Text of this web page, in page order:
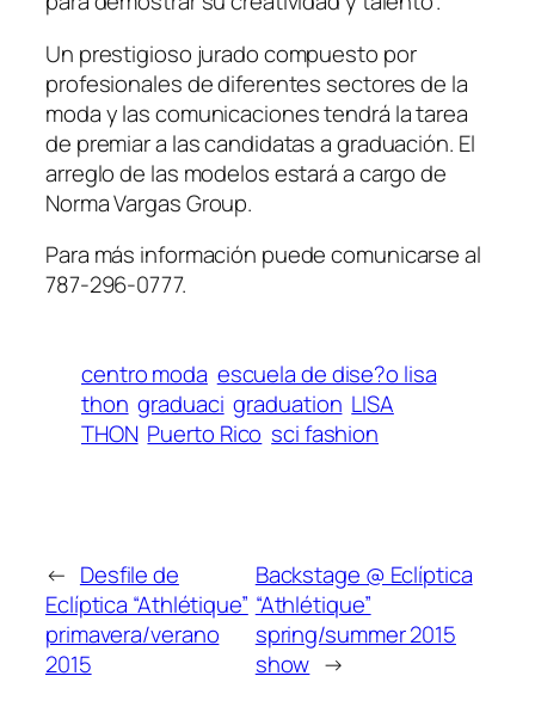
Un prestigioso jurado compuesto por
profesionales de diferentes sectores de la
moda y las comunicaciones tendrá la tarea
de premiar a las candidatas a graduación. El
arreglo de las modelos estará a cargo de
Norma Vargas Group.
Para más información puede comunicarse al
787-296-0777.
centro moda escuela de dise?o lisa
thon graduaci graduation LISA
THON Puerto Rico sci fashion
← Desfile de
Eclíptica “Athlétique”
primavera/verano
2015
Backstage @ Eclíptica
“Athlétique”
spring/summer 2015
show →